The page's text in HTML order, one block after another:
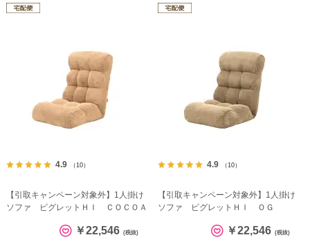
4.9 （10）
【引取キャンペーン対象外】1人掛け
ソファ ピグレットＨＩ ＣＯＣＯＡ
￥22,546 (税抜)
4.9 （10）
【引取キャンペーン対象外】1人掛け
ソファ ピグレットＨＩ ＯＧ
￥22,546 (税抜)